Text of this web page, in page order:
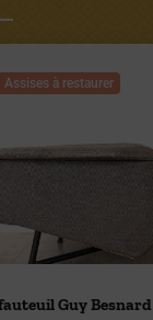
Assises à restaurer
Guy Besnard